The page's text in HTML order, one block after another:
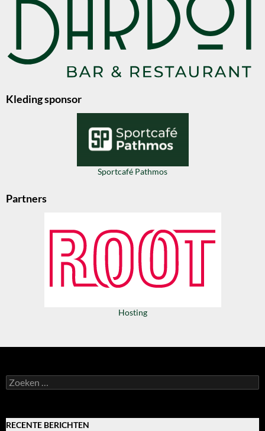
Kleding sponsor
Sportcafé Pathmos
Partners
Hosting
Zoeken
naar:
RECENTE BERICHTEN